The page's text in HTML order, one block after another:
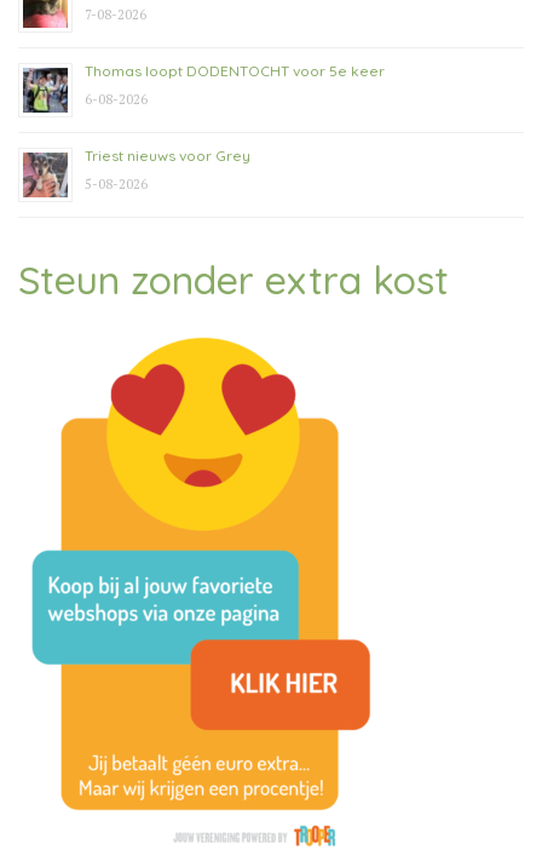
7-08-2026
Thomas loopt DODENTOCHT voor 5e keer
6-08-2026
Triest nieuws voor Grey
5-08-2026
Steun zonder extra kost